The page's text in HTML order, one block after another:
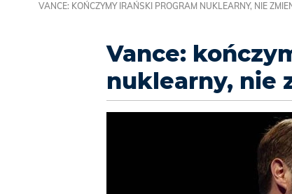
VANCE: KOŃCZYMY IRAŃSKI PROGRAM NUKLEARNY, NIE
Vance:
nuklearny, nie